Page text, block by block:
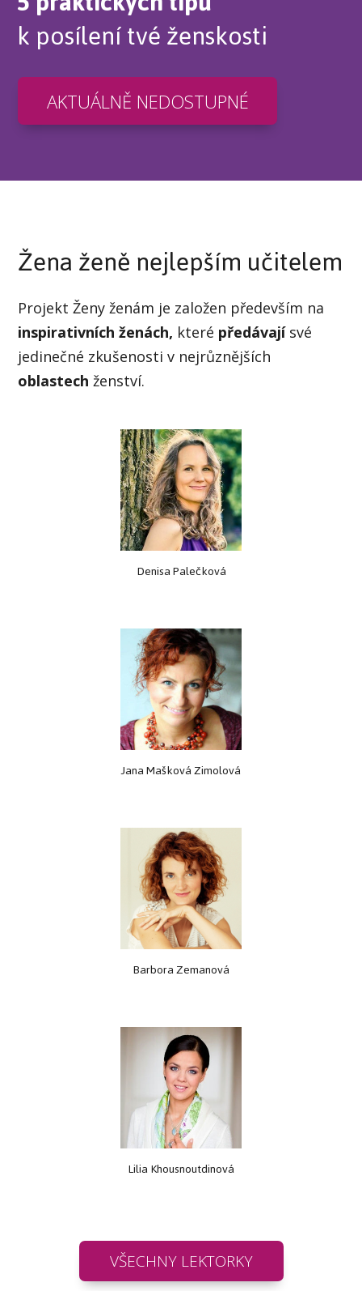
k posílení tvé ženskosti
AKTUÁLNĚ NEDOSTUPNÉ
Žena ženě nejlepším učitelem
Projekt Ženy ženám je založen především na
inspirativních ženách, které předávajísvé
jedinečné zkušenosti v nejrůznějších
oblastech ženství.
Denisa Palečková
Jana Mašková Zimolová
Barbora Zemanová
Lilia Khousnoutdinová
VŠECHNY LEKTORKY